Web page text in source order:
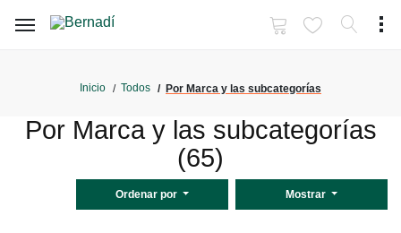
Inicio Todos Por Marca y las subcategorías
Por Marca y las subcategorías
(65)
Ordenar por Mostrar